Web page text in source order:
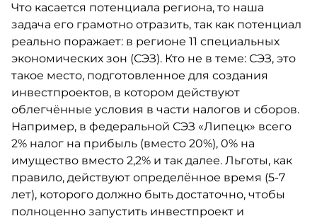
Что касается потенциала региона, то наша
задача его грамотно отразить, так как потенциал
реально поражает: в регионе 11 специальных
экономических зон (СЭЗ). Кто не в теме: СЭЗ, это
такое место, подготовленное для создания
инвестпроектов, в котором действуют
облегчённые условия в части налогов и сборов.
Например, в федеральной СЭЗ «Липецк» всего
2% налог на прибыль (вместо 20%), 0% на
имущество вместо 2,2% и так далее. Льготы, как
правило, действуют определённое время (5-7
лет), которого должно быть достаточно, чтобы
полноценно запустить инвестпроект и